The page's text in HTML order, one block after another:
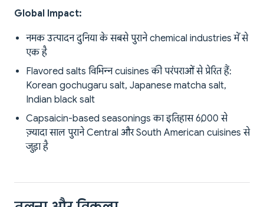
Global Impact:
नमक उत्पादन दुनिया के सबसे पुराने chemical industries में से
एक है
Flavored salts विभिन्न cuisines की परंपराओं से प्रेरित हैं:
Korean gochugaru salt, Japanese matcha salt,
Indian black salt
Capsaicin-based seasonings का इतिहास 6,000 से
ज़्यादा साल पुराने Central और South American cuisines से
जुड़ा है